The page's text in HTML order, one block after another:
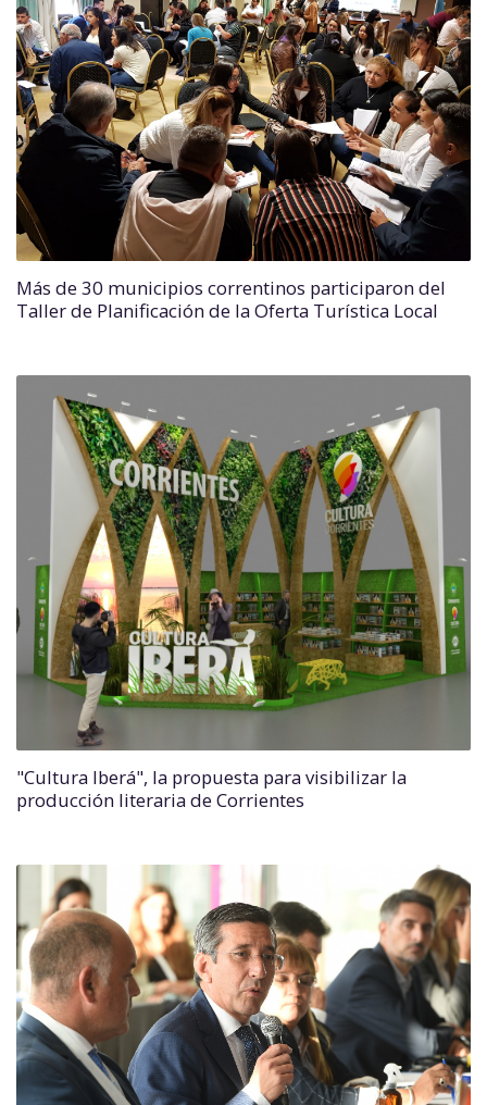
Más de 30 municipios correntinos participaron del
Taller de Planificación de la Oferta Turística Local
"Cultura Iberá", la propuesta para visibilizar la
producción literaria de Corrientes